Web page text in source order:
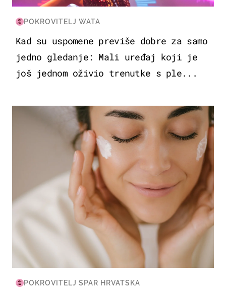
POKROVITELJ WATA
Kad su uspomene previše dobre za samo
jedno gledanje: Mali uređaj koji je
još jednom oživio trenutke s ple...
MODA & LJEPOTA
POKROVITELJ SPAR HRVATSKA